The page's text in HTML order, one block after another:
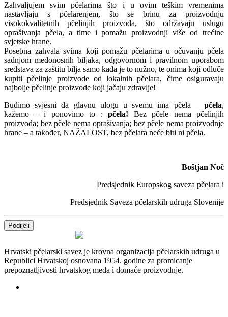
Zahvaljujem svim pčelarima što i u ovim teškim vremenima
nastavljaju s pčelarenjem, što se brinu za proizvodnju
visokokvalitetnih pčelinjih proizvoda, što održavaju uslugu
oprašivanja pčela, a time i pomažu proizvodnji više od trećine
svjetske hrane.
Posebna zahvala svima koji pomažu pčelarima u očuvanju pčela
sadnjom medonosnih biljaka, odgovornom i pravilnom uporabom
sredstava za zaštitu bilja samo kada je to nužno, te onima koji odluče
kupiti pčelinje proizvode od lokalnih pčelara, čime osiguravaju
najbolje pčelinje proizvode koji jačaju zdravlje!
Budimo svjesni da glavnu ulogu u svemu ima pčela – pčela,
kažemo – i ponovimo to : pčela! Bez pčele nema pčelinjih
proizvoda; bez pčele nema oprašivanja; bez pčele nema proizvodnje
hrane – a također, NAŽALOST, bez pčelara neće biti ni pčela.
Boštjan Noč
Predsjednik Europskog saveza pčelara i
Predsjednik Saveza pčelarskih udruga Slovenije
Podijeli
Hrvatski pčelarski savez je krovna organizacija pčelarskih udruga u
Republici Hrvatskoj osnovana 1954. godine za promicanje
prepoznatljivosti hrvatskog meda i domaće proizvodnje.